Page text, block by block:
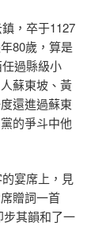
，卒于1127
80歲，算是
過縣級小
蘇東坡、黃
還進過蘇東
的爭斗中他
宴席上，見
贈詞一首
步其韻和了一